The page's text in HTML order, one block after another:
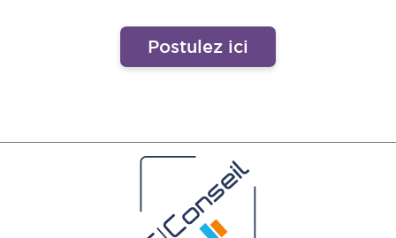
Postulez ici